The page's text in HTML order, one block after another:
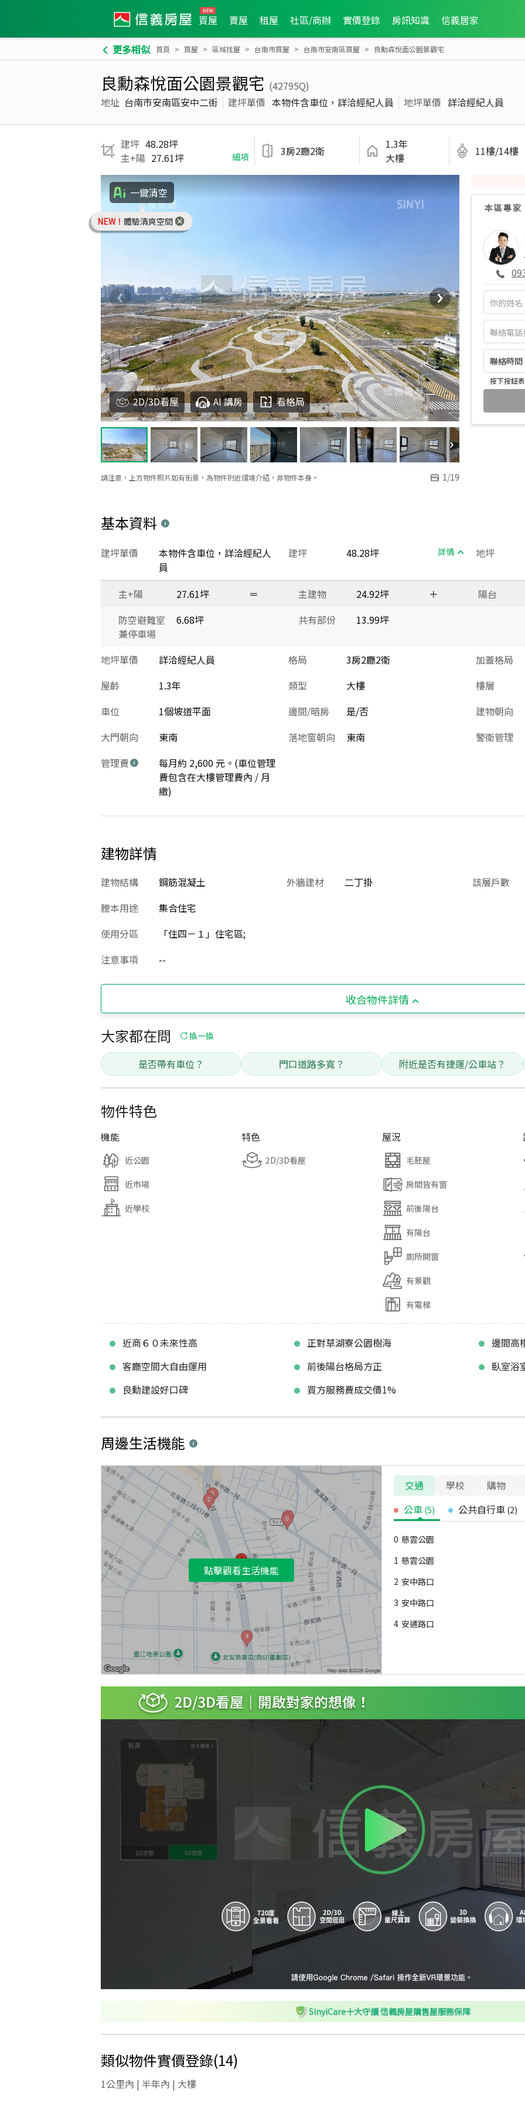
買屋 賣屋 租屋 社區/商辦 實價登錄 房訊知識 信義居家
更多相似 首頁 買屋 區域找屋 台南市買屋 台南市安南區買屋 良勳森悅面公園景觀宅
良勳森悅面公園景觀宅 (42795Q)
地址 台南市安南區安中二街 建坪單價 本物件含車位，詳洽經紀人員 地坪單價 詳洽經紀人員
建坪 48.28坪
主+陽 27.61坪 細項 3房2廳2衛
1.3年
大樓
11樓/14樓
一鍵清空
NEW！ 體驗清爽空間
請注意，上方物件照片如有街景，為物件附近環境介紹，非物件本身。 1/19
2D/3D看屋 AI 講房 看格局
本區專家
聯絡時
按下按鈕
基本資料
建坪 48.28坪 詳情
建坪單價
本物件含車位，詳洽經紀人
員
地坪
主+陽 27.61坪 ＝ 主建物 24.92坪 ＋
陽台
防空避難室
兼停車場
6.68坪 共有部份 13.99坪
地坪單價 詳洽經紀人員 格局 3房2廳2衛
加蓋格局
屋齡
1.3年 類型 大樓
樓層
車位
1個坡道平面 邊間/暗房 是/否
建物朝向
大門朝向
東南 落地窗朝向 東南
警衛管理
管理費
每月約 2,600 元。(車位管理
費包含在大樓管理費內 / 月
繳)
建物詳情
建物結構 鋼筋混凝土 外牆建材 二丁掛
該層戶數
謄本用途
集合住宅
使用分區
「住四－１」住宅區;
注意事項
--
收合物件詳情
大家都在問 換一換
是否帶有車位？ 門口道路多寬？ 附近是否有捷運/公車站？
物件特色
機能
近公園
近市場
近學校
特色
2D/3D看屋
屋況
毛胚屋
房間皆有窗
前後陽台
有陽台
廁所開窗
有景觀
有電梯
近商６０未來性高 正對草湖寮公園樹海
邊間高
客廳空間大自由運用
前後陽台格局方正
臥室浴
良勳建設好口碑
買方服務費成交價1%
周邊生活機能
點擊觀看生活機能
交通 學校
購物
公車 (5) 公共自行車 (2)
0 慈雲公園
1 慈雲公園
2 安中路口
3 安中路口
4 安通路口
SinyiCare十大守護 信義房屋購售屋服務保障
類似物件實價登錄(14)
1公里內 | 半年內 | 大樓